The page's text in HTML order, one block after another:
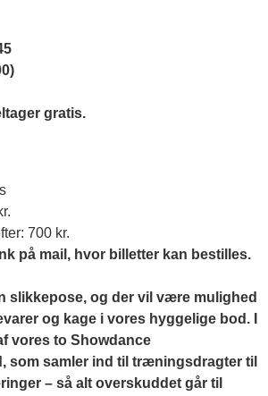
gratis.
700 kr.
på mail , hvor billetter kan bestilles.
slikkepose, og der vil være mulighed
og kage i vores hyggelige bod. I
vores to Showdance
, som samler ind til træningsdragter til
– så alt overskuddet går til